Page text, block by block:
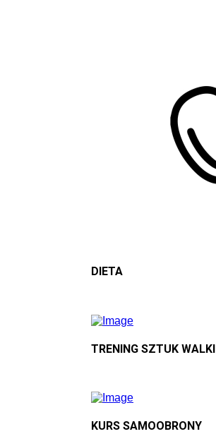
DIETA
TRENING SZTUK WALKI
KURS SAMOOBRONY